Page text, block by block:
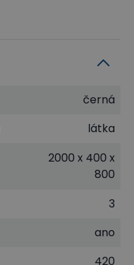
černá
látka
2000 x 400 x
800
3
ano
420